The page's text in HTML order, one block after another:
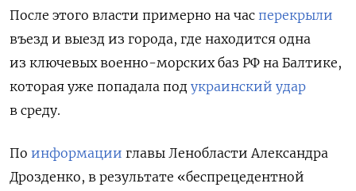
После этого власти примерно на час перекрыли
въезд и выезд из города, где находится одна
из ключевых военно-морских баз РФ на Балтике,
которая уже попадала под украинский удар
в среду.
По информации главы Ленобласти Александра
Дрозденко, в результате «беспрецедентной